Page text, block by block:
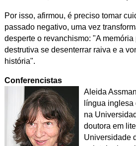
Por isso, afirmou, é preciso tomar
passado negativo, uma vez
desperte o revanchismo: "A
destrutiva se desenterrar raiva e a
história".
Conferencistas
Aleida
língua
na
doutora em
Universidade